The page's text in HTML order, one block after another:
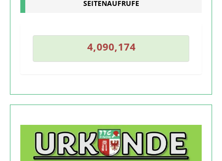
SEITENAUFRUFE
4
4
,
,
0
0
9
9
0
0
,
,
1
1
7
74
3